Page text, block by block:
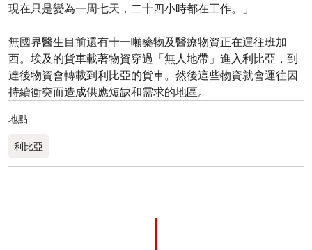
現在只是變為一周七天，二十四小時都在工作。」
無國界醫生目前還有十一噸藥物及醫療物資正在運往班加
西。埃及的貨車載著物資穿過「無人地帶」進入利比亞，到
達後物資會轉載到利比亞的貨車。然後這些物資就會運往因
持續衝突而造成供應短缺和需求的地區。
地點
利比亞